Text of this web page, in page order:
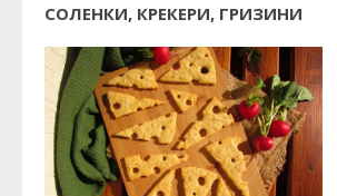
СОЛЕНКИ, КРЕКЕРИ, ГРИЗИНИ